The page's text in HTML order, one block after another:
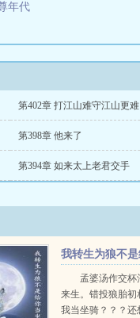
年代
第402章 打江山难守江山更难
第398章 他来了
第394章 如来太上老君交手
我转生为狼不
你当坐骑的
孟婆汤作交杯
来生。错投狼胎初
我当坐骑？？？还